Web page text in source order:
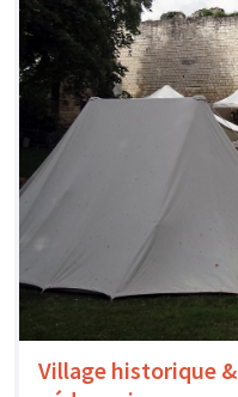
Village historique &